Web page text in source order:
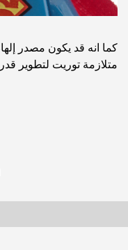
كما انه قد يكون مصدر
متلازمة توريت لتطوير